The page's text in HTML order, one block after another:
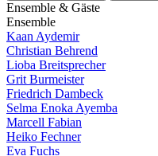
Ensemble & Gäste
Ensemble
Kaan Aydemir
Christian Behrend
Lioba Breitsprecher
Grit Burmeister
Friedrich Dambeck
Selma Enoka Ayemba
Marcell Fabian
Heiko Fechner
Eva Fuchs